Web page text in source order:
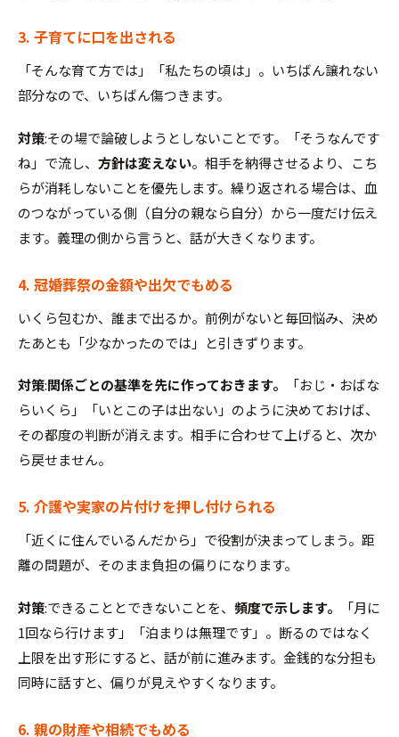
3. 子育てに口を出される
「そんな育て方では」「私たちの頃は」。いちばん譲れない
部分なので、いちばん傷つきます。
対策:その場で論破しようとしないことです。「そうなんです
ね」で流し、 方針は変えない。相手を納得させるより、こち
らが消耗しないことを優先します。繰り返される場合は、血
のつながっている側（自分の親なら自分）から一度だけ伝え
ます。義理の側から言うと、話が大きくなります。
4. 冠婚葬祭の金額や出欠でもめる
いくら包むか、誰まで出るか。前例がないと毎回悩み、決め
たあとも「少なかったのでは」と引きずります。
対策:関係ごとの基準を先に作っておきます。
「おじ・おばな
らいくら」「いとこの子は出ない」のように決めておけば、
その都度の判断が消えます。相手に合わせて上げると、次か
ら戻せません。
5. 介護や実家の片付けを押し付けられる
「近くに住んでいるんだから」で役割が決まってしまう。距
離の問題が、そのまま負担の偏りになります。
対策:できることとできないことを、 頻度で示します。
「月に
1回なら行けます」「泊まりは無理です」。断るのではなく
上限を出す形にすると、話が前に進みます。金銭的な分担も
同時に話すと、偏りが見えやすくなります。
6. 親の財産や相続でもめる